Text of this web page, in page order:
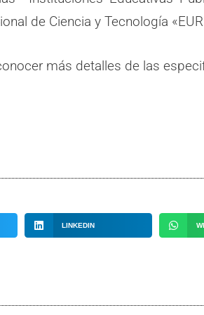
de Ciencia y Tecnología
más detalles de las
LINKEDIN